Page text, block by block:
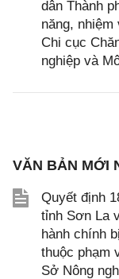
dân Thành
năng,
Chi cục
nghiệp và
VĂN BẢN MỚI
Quyết định
tỉnh Sơn La
hành chính
thuộc phạm
Sở Nông